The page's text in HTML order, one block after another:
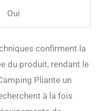
Oui
confirment la
du produit, rendant le
Pliante un
à la fois